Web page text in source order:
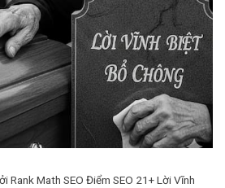
Math SEO Điểm SEO 21+ Lời Vĩnh